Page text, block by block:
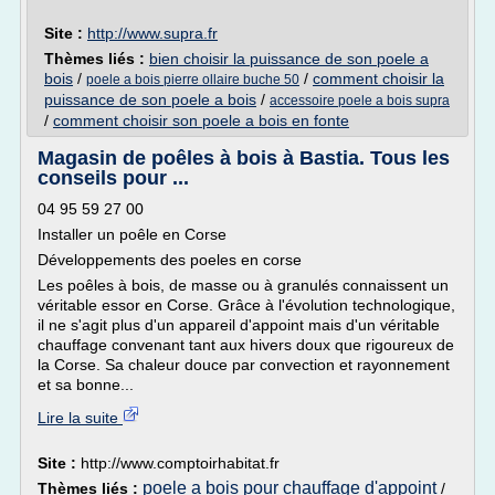
Site : http://www.supra.fr
Thèmes liés : bien choisir la puissance de son poele a
bois / poele a bois pierre ollaire buche 50 / comment choisir la
puissance de son poele a bois / accessoire poele a bois supra
/ comment choisir son poele a bois en fonte
Magasin de poêles à bois à Bastia. Tous les
conseils pour ...
04 95 59 27 00
Installer un poêle en Corse
Développements des poeles en corse
Les poêles à bois, de masse ou à granulés connaissent un
véritable essor en Corse. Grâce à l'évolution technologique,
il ne s'agit plus d'un appareil d'appoint mais d'un véritable
chauffage convenant tant aux hivers doux que rigoureux de
la Corse. Sa chaleur douce par convection et rayonnement
et sa bonne...
Lire la suite
Site : http://www.comptoirhabitat.fr
Thèmes liés : poele a bois pour chauffage d'appoint/